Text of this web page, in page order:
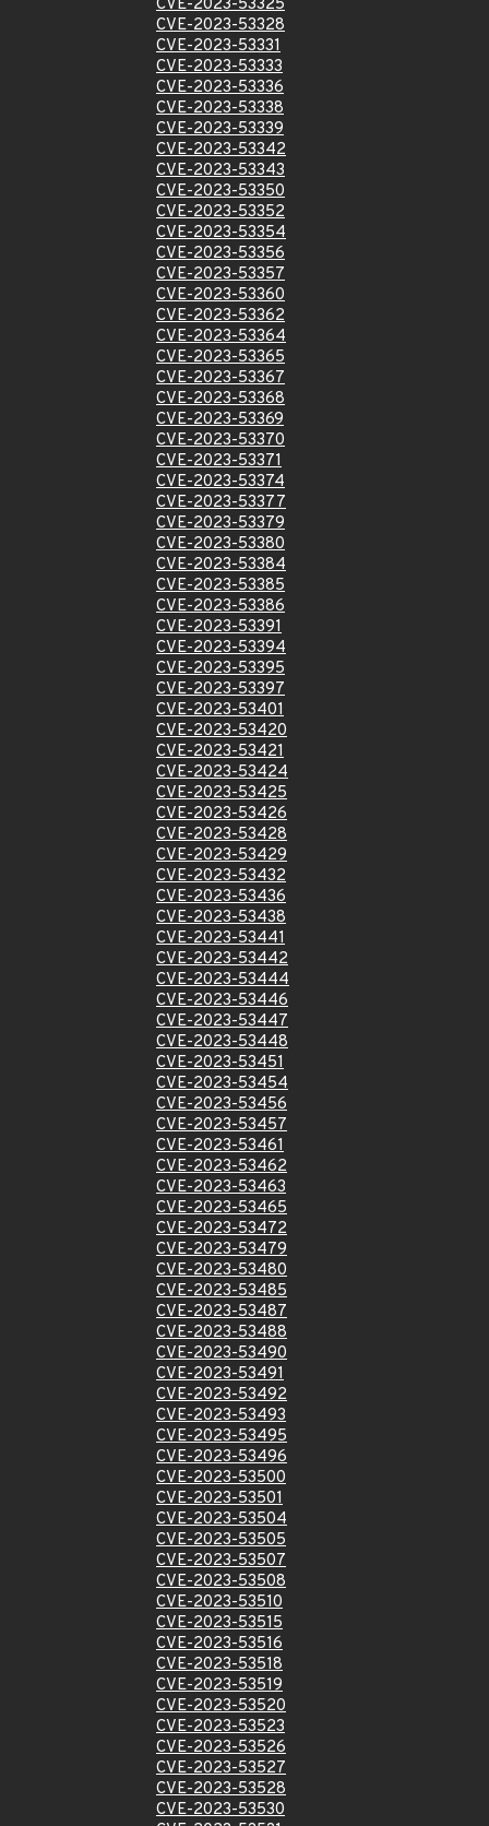
CVE-2023-53325
CVE-2023-53328
CVE-2023-53331
CVE-2023-53333
CVE-2023-53336
CVE-2023-53338
CVE-2023-53339
CVE-2023-53342
CVE-2023-53343
CVE-2023-53350
CVE-2023-53352
CVE-2023-53354
CVE-2023-53356
CVE-2023-53357
CVE-2023-53360
CVE-2023-53362
CVE-2023-53364
CVE-2023-53365
CVE-2023-53367
CVE-2023-53368
CVE-2023-53369
CVE-2023-53370
CVE-2023-53371
CVE-2023-53374
CVE-2023-53377
CVE-2023-53379
CVE-2023-53380
CVE-2023-53384
CVE-2023-53385
CVE-2023-53386
CVE-2023-53391
CVE-2023-53394
CVE-2023-53395
CVE-2023-53397
CVE-2023-53401
CVE-2023-53420
CVE-2023-53421
CVE-2023-53424
CVE-2023-53425
CVE-2023-53426
CVE-2023-53428
CVE-2023-53429
CVE-2023-53432
CVE-2023-53436
CVE-2023-53438
CVE-2023-53441
CVE-2023-53442
CVE-2023-53444
CVE-2023-53446
CVE-2023-53447
CVE-2023-53448
CVE-2023-53451
CVE-2023-53454
CVE-2023-53456
CVE-2023-53457
CVE-2023-53461
CVE-2023-53462
CVE-2023-53463
CVE-2023-53465
CVE-2023-53472
CVE-2023-53479
CVE-2023-53480
CVE-2023-53485
CVE-2023-53487
CVE-2023-53488
CVE-2023-53490
CVE-2023-53491
CVE-2023-53492
CVE-2023-53493
CVE-2023-53495
CVE-2023-53496
CVE-2023-53500
CVE-2023-53501
CVE-2023-53504
CVE-2023-53505
CVE-2023-53507
CVE-2023-53508
CVE-2023-53510
CVE-2023-53515
CVE-2023-53516
CVE-2023-53518
CVE-2023-53519
CVE-2023-53520
CVE-2023-53523
CVE-2023-53526
CVE-2023-53527
CVE-2023-53528
CVE-2023-53530